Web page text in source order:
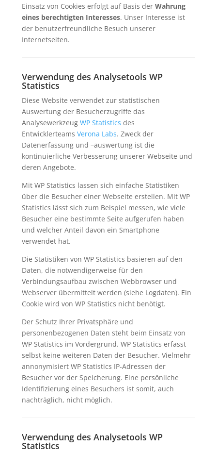
Einsatz von Cookies erfolgt auf Basis der Wahrung
eines berechtigten Interesses. Unser Interesse ist
der benutzerfreundliche Besuch unserer
Internetseiten.
Verwendung des Analysetools WP
Statistics
Diese Website verwendet zur statistischen
Auswertung der Besucherzugriffe das
Analysewerkzeug WP Statistics des
Entwicklerteams Verona Labs. Zweck der
Datenerfassung und –auswertung ist die
kontinuierliche Verbesserung unserer Webseite und
deren Angebote.
Mit WP Statistics lassen sich einfache Statistiken
über die Besucher einer Webseite erstellen. Mit WP
Statistics lässt sich zum Beispiel messen, wie viele
Besucher eine bestimmte Seite aufgerufen haben
und welcher Anteil davon ein Smartphone
verwendet hat.
Die Statistiken von WP Statistics basieren auf den
Daten, die notwendigerweise für den
Verbindungsaufbau zwischen Webbrowser und
Webserver übermittelt werden (siehe Logdaten). Ein
Cookie wird von WP Statistics nicht benötigt.
Der Schutz Ihrer Privatsphäre und
personenbezogenen Daten steht beim Einsatz von
WP Statistics im Vordergrund. WP Statistics erfasst
selbst keine weiteren Daten der Besucher. Vielmehr
annonymisiert WP Statistics IP-Adressen der
Besucher vor der Speicherung. Eine persönliche
Identifizierung eines Besuchers ist somit, auch
nachträglich, nicht möglich.
Verwendung des Analysetools WP
Statistics